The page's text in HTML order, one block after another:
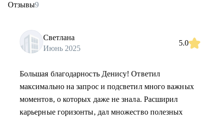
Отзывы9
Светлана
Июнь 2025
5.0
Большая благодарность Денису! Ответил
максимально на запрос и подсветил много важных
моментов, о которых даже не знала. Расширил
карьерные горизонты, дал множество полезных